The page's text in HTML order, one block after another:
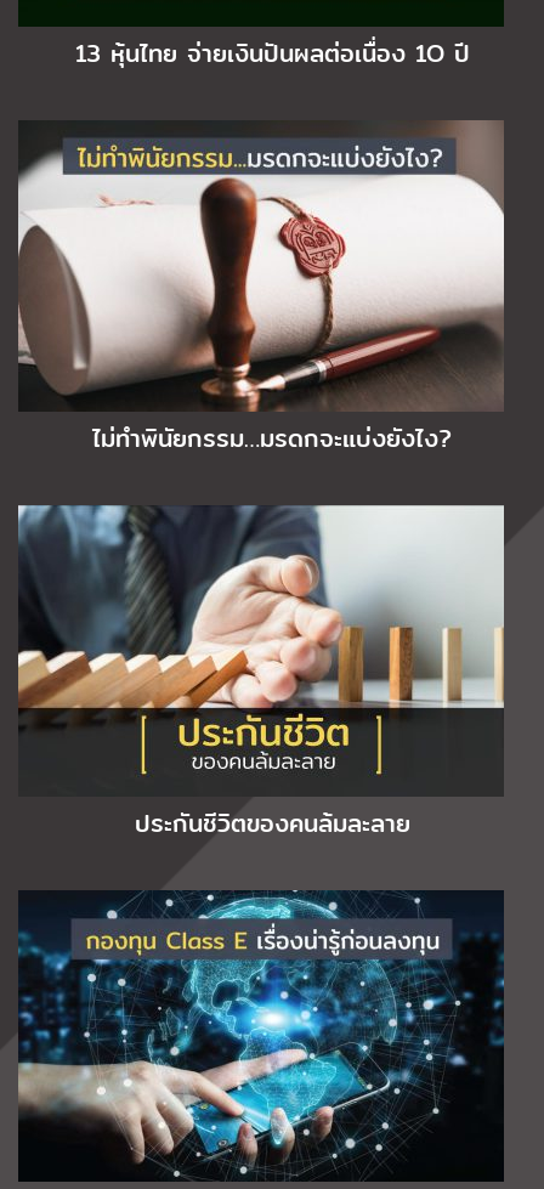
13 หุ้นไทย จ่ายเงินปันผลต่อเนื่อง 1O ปี
ไม่ทำพินัยกรรม…มรดกจะแบ่งยังไง?
ประกันชีวิตของคนล้มละลาย